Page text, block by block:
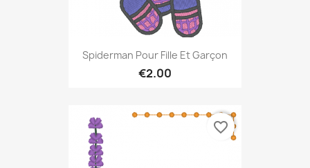
Spiderman Pour Fille Et Garçon
€2.00
favorite_border